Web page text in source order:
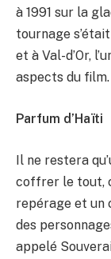
à 1991 sur la
tournage
et à Val-d’Or,
aspects du film.
Parfum d’Haïti
Il ne restera
coffrer le tout,
repérage et un
des
appelé